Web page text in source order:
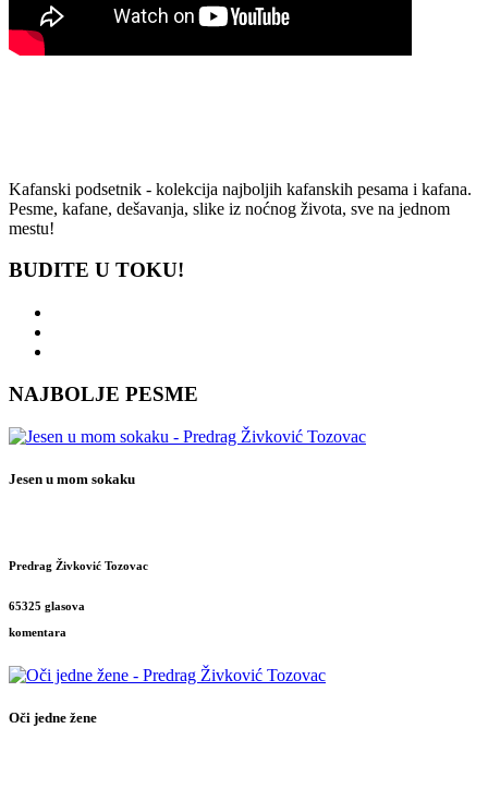
Kafanski podsetnik - kolekcija najboljih kafanskih pesama i kafana.
Pesme, kafane, dešavanja, slike iz noćnog života, sve na jednom
mestu!
BUDITE U TOKU!
NAJBOLJE PESME
Jesen u mom sokaku
Predrag Živković Tozovac
65325 glasova
komentara
Oči jedne žene